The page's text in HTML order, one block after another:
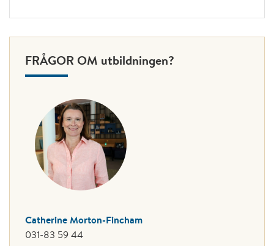
FRÅGOR OM utbildningen?
Catherine Morton-Fincham
031-83 59 44